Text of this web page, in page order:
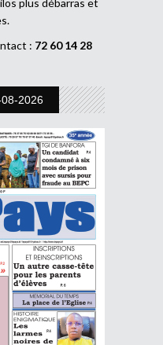
: 72 60 14 28
2026